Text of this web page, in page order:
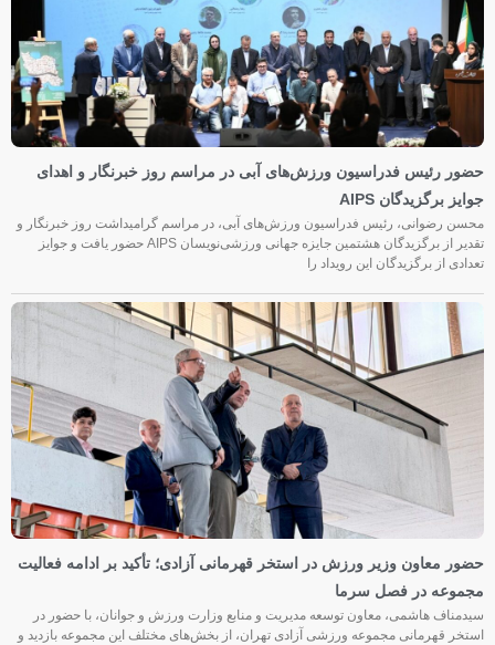
حضور رئیس فدراسیون ورزش‌های آبی در مراسم روز خبرنگار و اهدای
جوایز برگزیدگان AIPS
محسن رضوانی، رئیس فدراسیون ورزش‌های آبی، در مراسم گرامیداشت روز خبرنگار و
تقدیر از برگزیدگان هشتمین جایزه جهانی ورزشی‌نویسان AIPS حضور یافت و جوایز
تعدادی از برگزیدگان این رویداد را
حضور معاون وزیر ورزش در استخر قهرمانی آزادی؛ تأکید بر ادامه فعالیت
مجموعه در فصل سرما
سیدمناف هاشمی، معاون توسعه مدیریت و منابع وزارت ورزش و جوانان، با حضور در
استخر قهرمانی مجموعه ورزشی آزادی تهران، از بخش‌های مختلف این مجموعه بازدید و